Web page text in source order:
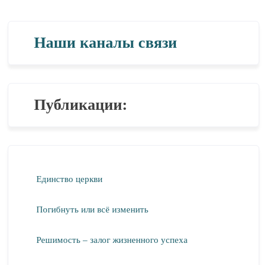
Наши каналы связи
Публикации:
Единство церкви
Погибнуть или всё изменить
Решимость – залог жизненного успеха